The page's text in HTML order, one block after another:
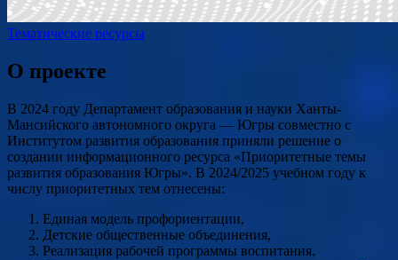
Тематические ресурсы
О проекте
В 2024 году Департамент образования и науки Ханты-
Мансийского автономного округа — Югры совместно с
Институтом развития образования приняли решение о
создании информационного ресурса «Приоритетные темы
развития образования Югры». В 2024/2025 учебном году к
числу приоритетных тем отнесены:
Единая модель профориентации,
Детские общественные объединения,
Реализация рабочей программы воспитания,